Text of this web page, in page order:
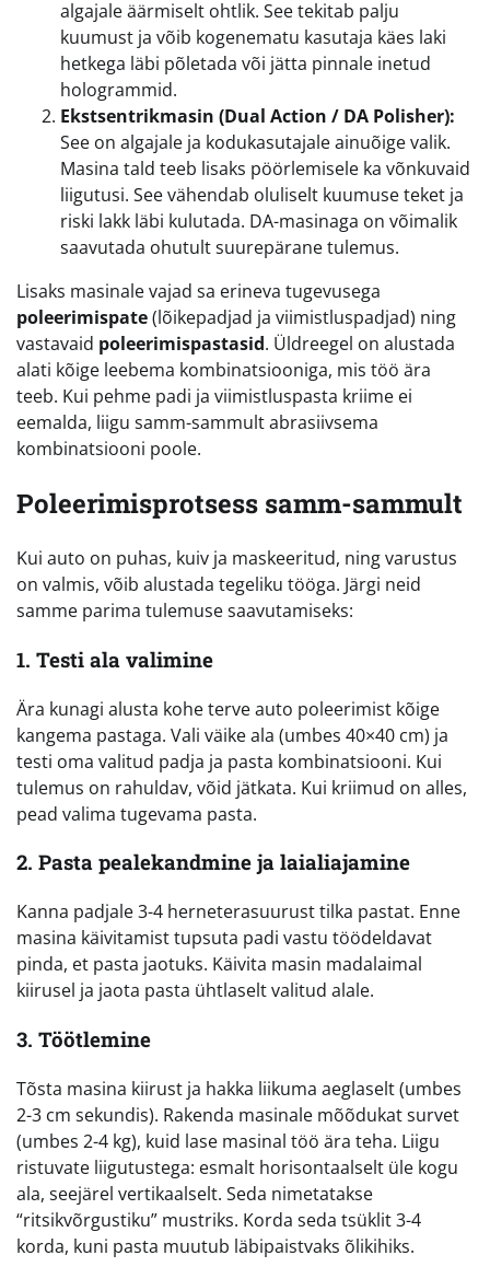
algajale äärmiselt ohtlik. See tekitab palju
kuumust ja võib kogenematu kasutaja käes laki
hetkega läbi põletada või jätta pinnale inetud
hologrammid.
Ekstsentrikmasin (Dual Action / DA Polisher):
See on algajale ja kodukasutajale ainuõige valik.
Masina tald teeb lisaks pöörlemisele ka võnkuvaid
liigutusi. See vähendab oluliselt kuumuse teket ja
riski lakk läbi kulutada. DA-masinaga on võimalik
saavutada ohutult suurepärane tulemus.
Lisaks masinale vajad sa erineva tugevusega
poleerimispate(lõikepadjad ja viimistluspadjad) ning
vastavaid poleerimispastasid. Üldreegel on alustada
alati kõige leebema kombinatsiooniga, mis töö ära
teeb. Kui pehme padi ja viimistluspasta kriime ei
eemalda, liigu samm-sammult abrasiivsema
kombinatsiooni poole.
Poleerimisprotsess samm-sammult
Kui auto on puhas, kuiv ja maskeeritud, ning varustus
on valmis, võib alustada tegeliku tööga. Järgi neid
samme parima tulemuse saavutamiseks:
1. Testi ala valimine
Ära kunagi alusta kohe terve auto poleerimist kõige
kangema pastaga. Vali väike ala (umbes 40×40 cm) ja
testi oma valitud padja ja pasta kombinatsiooni. Kui
tulemus on rahuldav, võid jätkata. Kui kriimud on alles,
pead valima tugevama pasta.
2. Pasta pealekandmine ja laialiajamine
Kanna padjale 3-4 herneterasuurust tilka pastat. Enne
masina käivitamist tupsuta padi vastu töödeldavat
pinda, et pasta jaotuks. Käivita masin madalaimal
kiirusel ja jaota pasta ühtlaselt valitud alale.
3. Töötlemine
Tõsta masina kiirust ja hakka liikuma aeglaselt (umbes
2-3 cm sekundis). Rakenda masinale mõõdukat survet
(umbes 2-4 kg), kuid lase masinal töö ära teha. Liigu
ristuvate liigutustega: esmalt horisontaalselt üle kogu
ala, seejärel vertikaalselt. Seda nimetatakse
“ritsikvõrgustiku” mustriks. Korda seda tsüklit 3-4
korda, kuni pasta muutub läbipaistvaks õlikihiks.